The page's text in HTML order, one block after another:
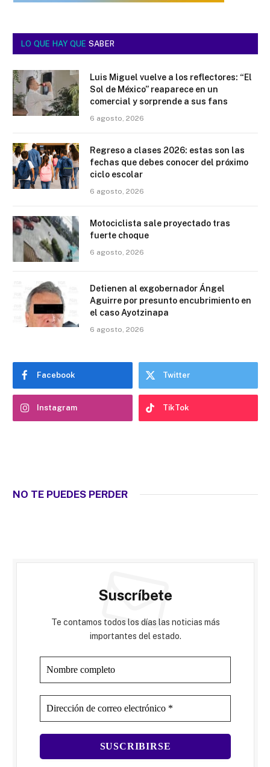
LO QUE HAY QUE SABER
Luis Miguel vuelve a los reflectores: “El
Sol de México” reaparece en un
comercial y sorprende a sus fans
6 agosto, 2026
Regreso a clases 2026: estas son las
fechas que debes conocer del próximo
ciclo escolar
6 agosto, 2026
Motociclista sale proyectado tras
fuerte choque
6 agosto, 2026
Detienen al exgobernador Ángel
Aguirre por presunto encubrimiento en
el caso Ayotzinapa
6 agosto, 2026
Facebook Twitter
Instagram TikTok
NO TE PUEDES PERDER
Suscríbete
Te contamos todos los días las noticias más
importantes del estado.